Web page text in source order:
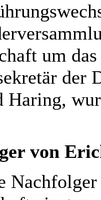
um
der
Haring,
von